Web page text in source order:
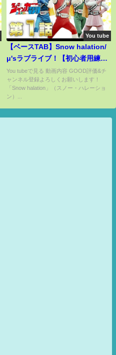
You tube
【ベースTAB】Snow halation/
μ'sラブライブ！【初心者用練習
曲】bass tutorial
You tubeで見る 動画内容 GOOD評価&チ
ャンネル登録よろしくお願いします！
「Snow halation」（スノー・ハレーショ
ン）...